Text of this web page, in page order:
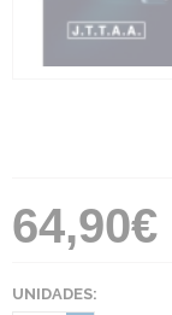
64,90€
UNIDADES: